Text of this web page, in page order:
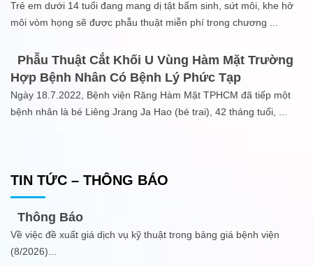
Trẻ em dưới 14 tuổi đang mang dị tật bẩm sinh, sứt môi, khe hở
môi vòm họng sẽ được phẫu thuật miễn phí trong chương
Phẫu Thuật Cắt Khối U Vùng Hàm Mặt Trường
Hợp Bệnh Nhân Có Bệnh Lý Phức Tạp
Ngày 18.7.2022, Bệnh viện Răng Hàm Mặt TPHCM đã tiếp một
bệnh nhân là bé Liêng Jrang Ja Hao (bé trai), 42 tháng tuổi,
TIN TỨC – THÔNG BÁO
Thông Báo
Về việc đề xuất giá dịch vụ kỹ thuật trong bảng giá bệnh viện
(8/2026)